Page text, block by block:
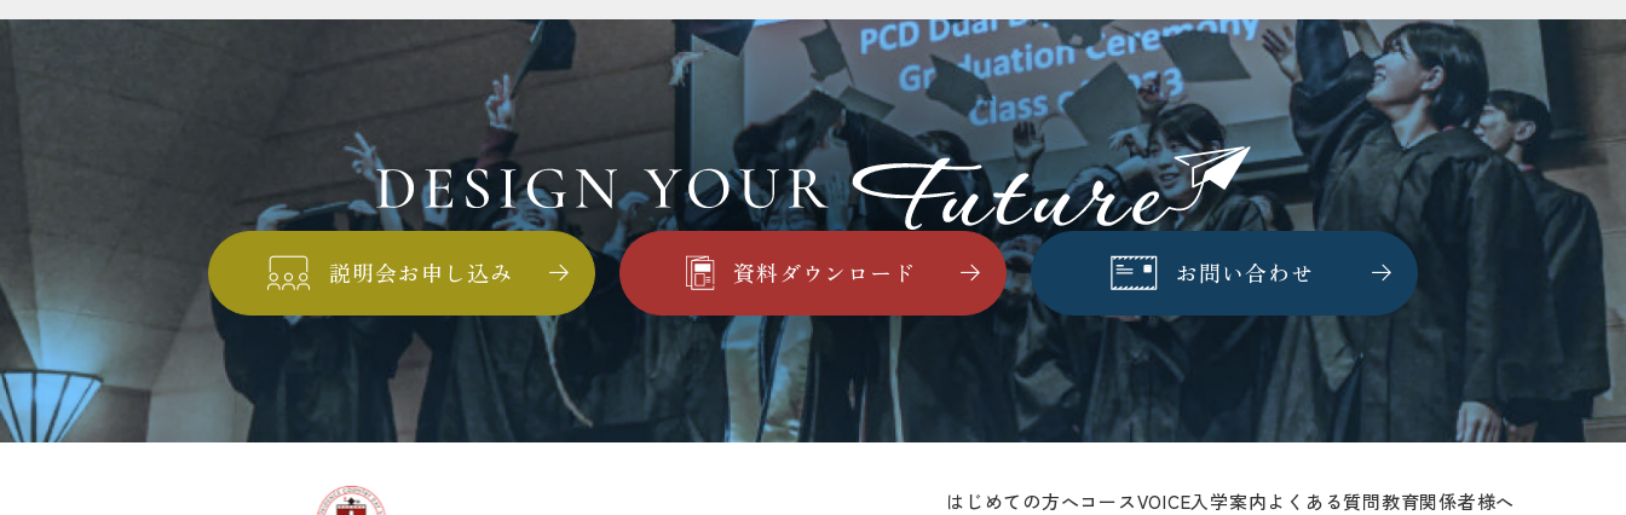
説明会お申し込み 資料ダウンロード お問い合わせ
はじめての方へコースVOICE入学案内よくある質問教育関係者様へ